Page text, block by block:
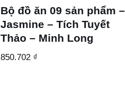
Bộ đồ ăn 09 sản phẩm –
Jasmine – Tích Tuyết
Thảo – Minh Long
850.702 ₫